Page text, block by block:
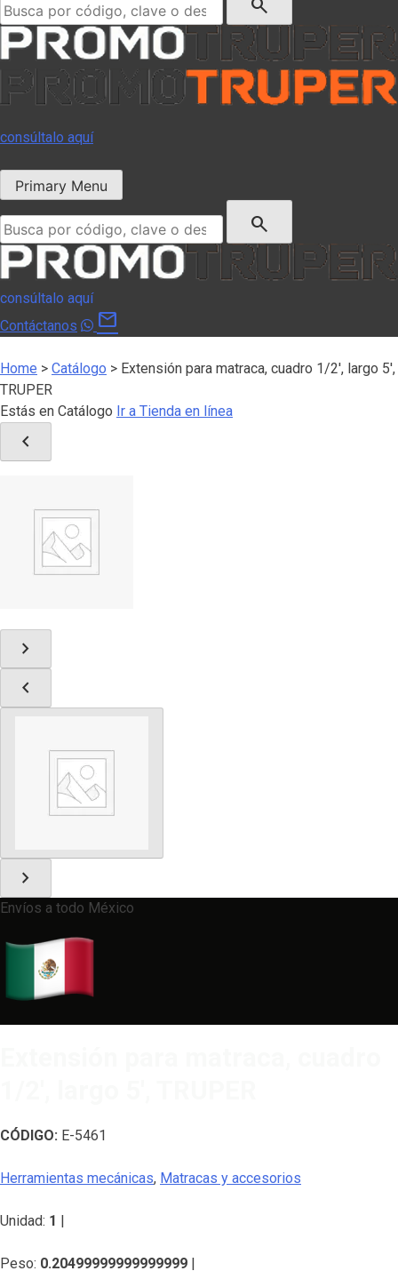
consúltalo aquí
Primary Menu
search
consúltalo aquí
Contáctanos
mail
Home > Catálogo > Extensión para matraca, cuadro 1/2′, largo 5′,
TRUPER
Estás en Catálogo Ir a Tienda en línea
chevron_left
chevron_right
chevron_left
chevron_right
Envíos a todo México
CÓDIGO: E-5461
Herramientas mecánicas, Matracas y accesorios
Unidad: 1 |
Peso: 0.20499999999999999 |